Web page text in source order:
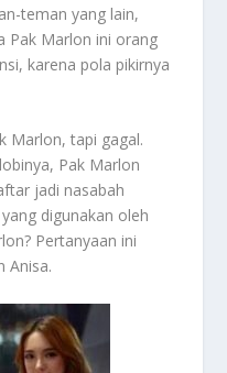
teman yang lain,
Pak Marlon ini orang
karena pola pikirnya
Marlon, tapi gagal.
Pak Marlon
jadi nasabah
digunakan oleh
Pertanyaan ini
Anisa.